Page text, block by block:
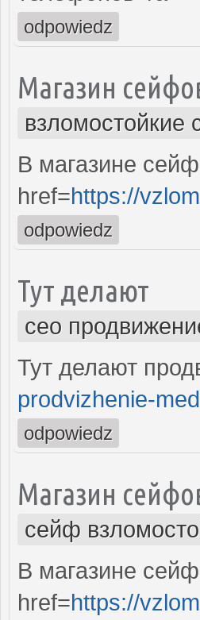
odpowiedz
Магазин
В магазине
href=https://
odpowiedz
Тут делают
сео
Тут делают
prodvizhenie-
odpowiedz
Магазин
сейф
В магазине
href=https://